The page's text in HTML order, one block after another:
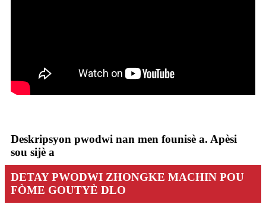
Deskripsyon pwodwi nan men founisè a. Apèsi
sou sijè a
DETAY PWODWI ZHONGKE MACHIN POU
FÒME GOUTYÈ DLO